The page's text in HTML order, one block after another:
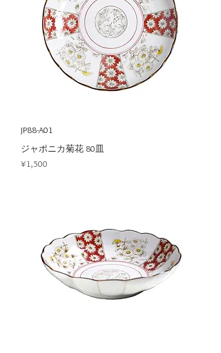
JP88-A01
ジャポニカ菊花 80皿
Price
¥1,500